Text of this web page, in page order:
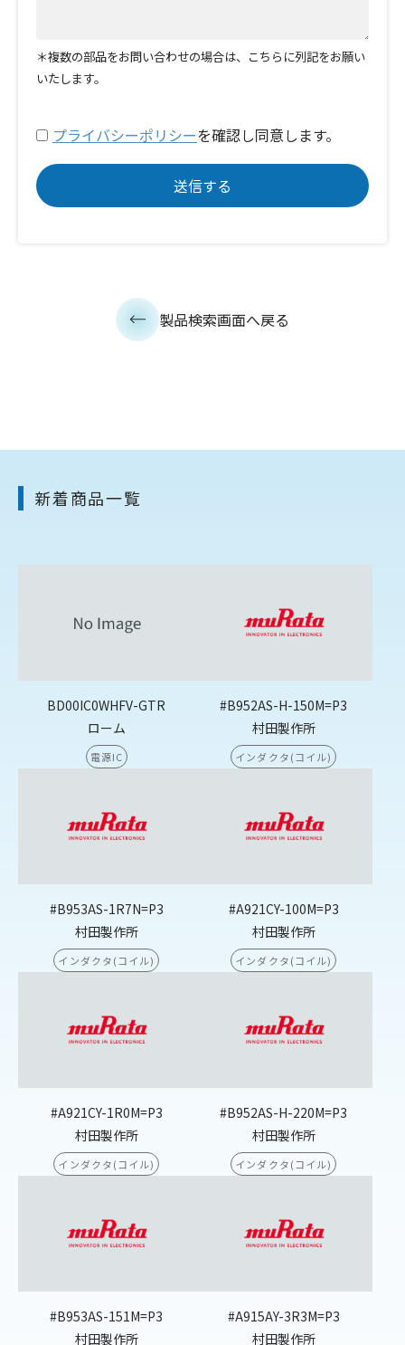
＊複数の部品をお問い合わせの場合は、こちらに列記をお願い
いたします。
プライバシーポリシーを確認し同意します。
製品検索画面へ戻る
新着商品一覧
BD00IC0WHFV-GTR
ローム
電源IC
#B952AS-H-150M=P3
村田製作所
インダクタ(コイル)
#B953AS-1R7N=P3
村田製作所
インダクタ(コイル)
#A921CY-100M=P3
村田製作所
インダクタ(コイル)
#A921CY-1R0M=P3
村田製作所
インダクタ(コイル)
#B952AS-H-220M=P3
村田製作所
インダクタ(コイル)
#B953AS-151M=P3
村田製作所
#A915AY-3R3M=P3
村田製作所